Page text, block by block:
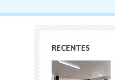
RECENTES